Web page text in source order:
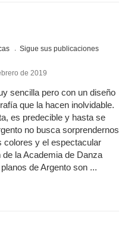
Sigue sus publicaciones
de 2019
sencilla pero con un diseño
que la hacen inolvidable.
es predecible y hasta se
no busca sorprendernos
colores y el espectacular
la Academia de Danza
de Argento son ...